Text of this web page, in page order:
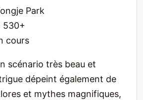
Park
530+
cours
scénario très beau et
dépeint également de
et mythes magnifiques,